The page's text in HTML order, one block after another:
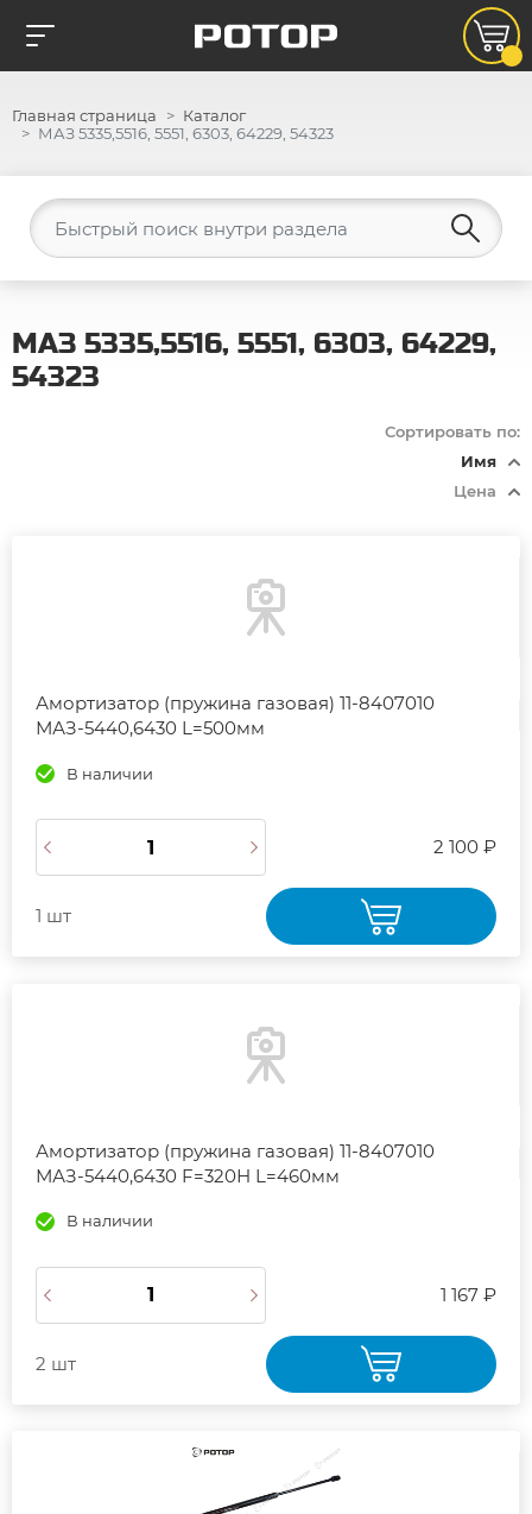
Главная страница
Каталог
МАЗ 5335,5516, 5551, 6303, 64229, 54323
МАЗ 5335,5516, 5551, 6303, 64229,
54323
Сортировать по:
Имя
Цена
Амортизатор (пружина газовая) 11-8407010
МАЗ-5440,6430 L=500мм
В наличии
2 100 ₽
1 шт
Амортизатор (пружина газовая) 11-8407010
МАЗ-5440,6430 F=320Н L=460мм
В наличии
1 167 ₽
2 шт